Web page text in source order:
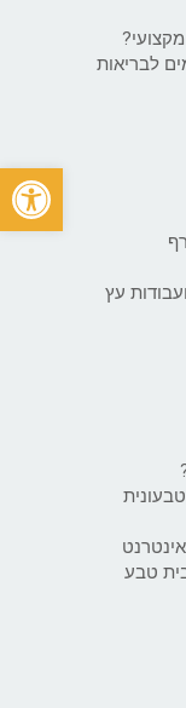
לבריאות
עץ
טבע